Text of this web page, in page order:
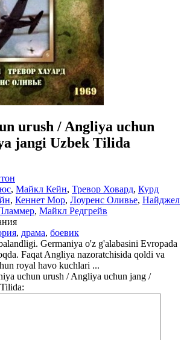
urush / Angliya uchun
jangi Uzbek Tilida
, Майкл Кейн, Тревор Ховард, Курд
, Кеннет Мор, Лоуренс Оливье, Найджел
, Майкл Редгрейв
, драма, боевик
Germaniya o'z g'alabasini Evropada
Faqat Angliya nazoratchisida qoldi va
royal havo kuchlari ...
uchun urush / Angliya uchun jang /